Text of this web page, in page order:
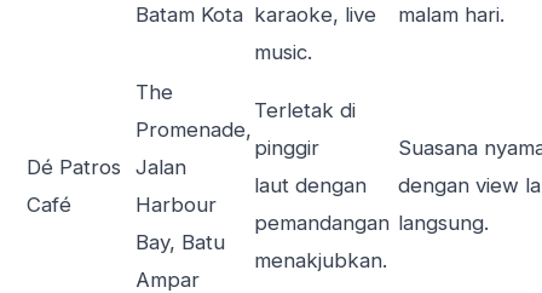
Batam Kota karaoke, live
music.
malam hari.
Dé Patros
Café
The
Promenade,
Jalan
Harbour
Bay, Batu
Ampar
Terletak di
pinggir
laut dengan
pemandangan
menakjubkan.
Suasana
dengan view
langsung.